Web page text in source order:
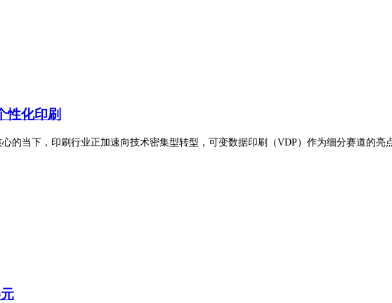
性化印刷
的当下，印刷行业正加速向技术密集型转型，可变数据印刷（VDP）作为细分赛道的亮